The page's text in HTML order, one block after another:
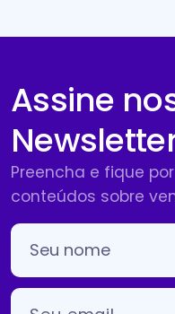
Assine
Preencha e fique
conteúdos sobre